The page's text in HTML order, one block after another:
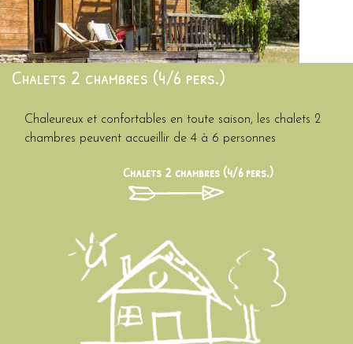
Chalets 2 chambres (4/6 pers.)
Chaleureux et confortables en toute saison,
les chalets 2
chambres peuvent accueillir de 4 à 6 personnes
Chalets 2 chambres (4/6 pers.)